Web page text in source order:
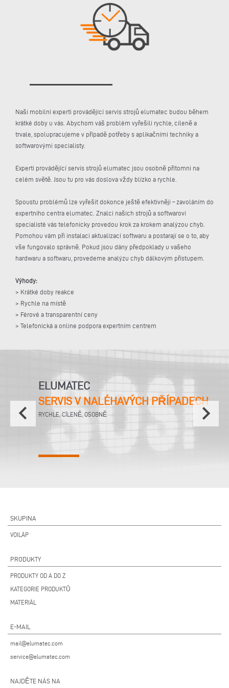
Naši mobilní experti provádějící servis strojů elumatec budou během
krátké doby u vás. Abychom váš problém vyřešili rychle, cíleně a
trvale, spolupracujeme v případě potřeby s aplikačními techniky a
softwarovými specialisty.
Experti provádějící servis strojů elumatec jsou osobně přítomni na
celém světě. Jsou tu pro vás doslova vždy blízko a rychle.
Spoustu problémů lze vyřešit dokonce ještě efektivněji – zavoláním do
expertního centra elumatec. Znalci našich strojů a softwaroví
specialisté vás telefonicky provedou krok za krokem analýzou chyb.
Pomohou vám při instalaci aktualizací softwaru a postarají se o to, aby
vše fungovalo správně. Pokud jsou dány předpoklady u vašeho
hardwaru a softwaru, provedeme analýzu chyb dálkovým přístupem.
Výhody:
> Krátké doby reakce
> Rychle na místě
> Férové a transparentní ceny
> Telefonická a online podpora expertním centrem
ELUMATEC
SERVIS V NALÉHAVÝCH PŘÍPADECH
RYCHLE, CÍLENĚ, OSOBNĚ
keyboard_arrow_left keyboard_arrow_right
SKUPINA
VOILÀP
PRODUKTY
PRODUKTY OD A DO Z
KATEGORIE PRODUKTŮ
MATERIÁL
E-MAIL
mail@elumatec.com
service@elumatec.com
NAJDĚTE NÁS NA